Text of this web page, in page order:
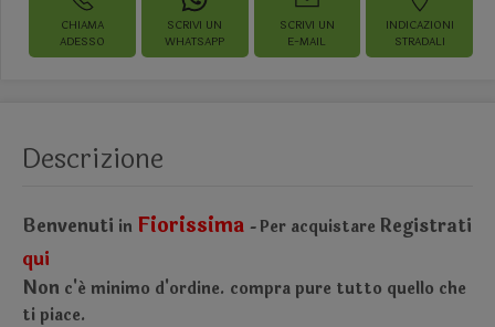
CHIAMA
ADESSO
SCRIVI UN
WHATSAPP
SCRIVI UN
E-MAIL
INDICAZIONI
STRADALI
Descrizione
Benvenuti in Fiorissima - Per acquistare Registrati
qui
Non c'é minimo d'ordine. compra pure tutto quello che
ti piace.